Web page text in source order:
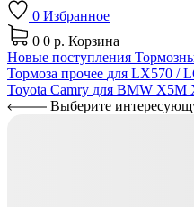
0 Избранное
0 0 р. Корзина
Новые поступления
Тормоза прочее для LX570 /
Toyota Camry для BMW X5M
Выберите